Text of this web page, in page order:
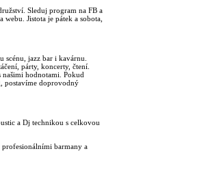
Sleduj program na FB a
Jistota je pátek a sobota,
scénu, jazz bar i kavárnu.
párty, koncerty, čtení.
hodnotami. Pokud
postavíme doprovodný
a Dj technikou s celkovou
profesionálními barmany a